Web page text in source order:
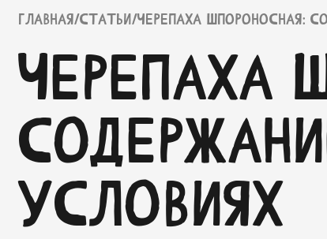
ГЛАВНАЯ/СТАТЬИ/ЧЕРЕПАХА ШПОРОНОСНАЯ:
Черепаха
условиях